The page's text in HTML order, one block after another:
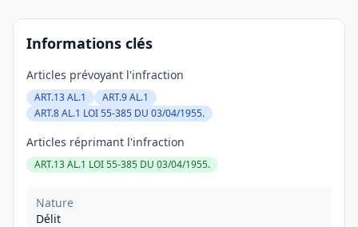
Informations clés
Articles prévoyant l'infraction
ART.13 AL.1
ART.9 AL.1
ART.8 AL.1 LOI 55-385 DU 03/04/1955.
Articles réprimant l'infraction
ART.13 AL.1 LOI 55-385 DU 03/04/1955.
Nature
Délit